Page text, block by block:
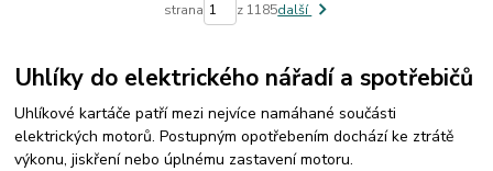
strana z 1185další
Uhlíky do elektrického nářadí a spotřebičů
Uhlíkové kartáče patří mezi nejvíce namáhané součásti
elektrických motorů. Postupným opotřebením dochází ke ztrátě
výkonu, jiskření nebo úplnému zastavení motoru.